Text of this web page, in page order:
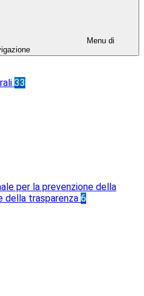
Menu di
33
per la prevenzione della
della trasparenza 6